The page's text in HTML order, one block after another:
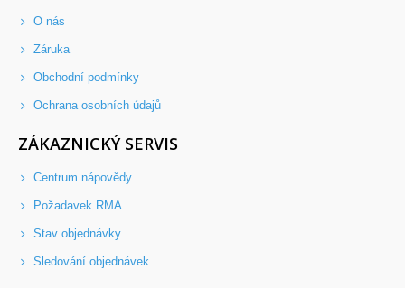
O nás
Záruka
Obchodní podmínky
Ochrana osobních údajů
ZÁKAZNICKÝ SERVIS
Centrum nápovědy
Požadavek RMA
Stav objednávky
Sledování objednávek